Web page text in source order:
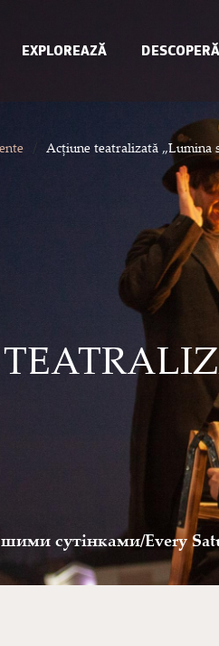
EXPLOREAZĂ DESCOPERĂ
/ Acțiune teatralizată „Lumina
сутінками/Every